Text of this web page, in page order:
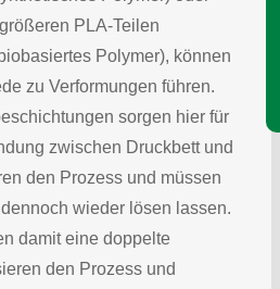
PLA-Teilen
Polymer), können
zu Verformungen führen.
sorgen hier für
zwischen Druckbett und
den Prozess und müssen
wieder lösen lassen.
damit eine doppelte
den Prozess und